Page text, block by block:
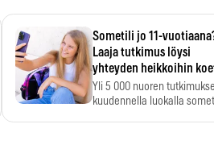
Sometili jo 11-
Laaja tutkimus löysi
yhteyden heikkoihin
Yli 5 000 nuoren
kuudennella luokalla